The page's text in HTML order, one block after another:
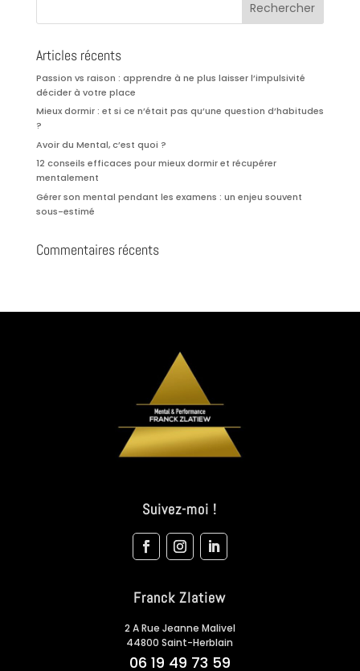
Articles récents
Passion vs raison : apprendre à ne plus laisser l’impulsivité
décider à votre place
Mieux dormir : et si ce n’était pas qu’une question d’habitudes
?
Avoir du Mental, c’est quoi ?
12 conseils efficaces pour mieux dormir et récupérer
mentalement
Gérer son mental pendant les examens : un enjeu souvent
sous-estimé
Commentaires récents
Suivez-moi !
Franck Zlatiew
2 A Rue Jeanne Malivel
44800 Saint-Herblain
06 19 49 73 59